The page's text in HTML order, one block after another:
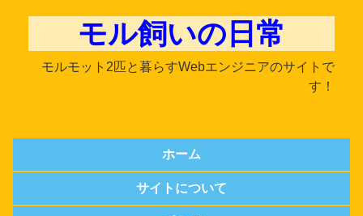
モル飼いの日常
モルモット2匹と暮らすWebエンジニアのサイトで
す！
ホーム
サイトについて